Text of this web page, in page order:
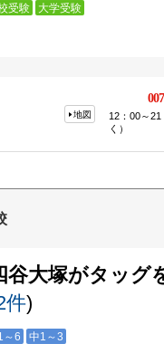
受験 大学受験
地図
12：00～
く）
大塚がタッグ
件)
～6 中1～3